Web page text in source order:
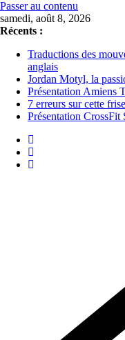
Passer au contenu
samedi, août 8, 2026
Récents :
Traductions des
anglais
Jordan Motyl, la
Présentation Amiens
7 erreurs sur cette
Présentation